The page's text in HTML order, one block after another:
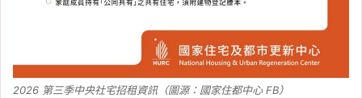
2026 第三季中央社宅招租資訊（圖源：國家住都中心 FB）